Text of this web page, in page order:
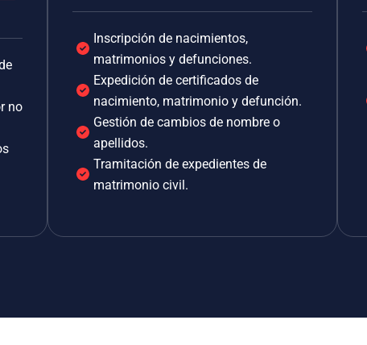
no
Inscripción de nacimientos,
matrimonios y defunciones.
Expedición de certificados de
nacimiento, matrimonio y defunción.
Gestión de cambios de nombre o
apellidos.
Tramitación de expedientes de
matrimonio civil.